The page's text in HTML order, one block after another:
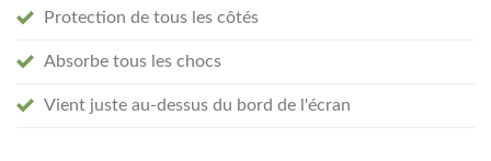
Protection de tous les côtés
Absorbe tous les chocs
Vient juste au-dessus du bord de l'écran